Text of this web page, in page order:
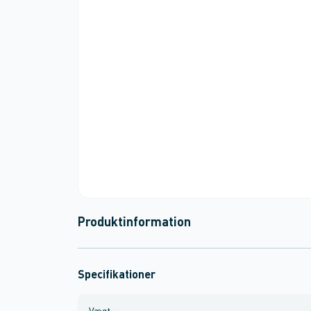
Produktinformation
Specifikationer